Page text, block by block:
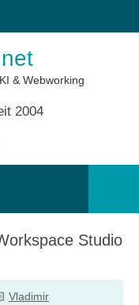
& Webworking
2004
Studio
Vladimir